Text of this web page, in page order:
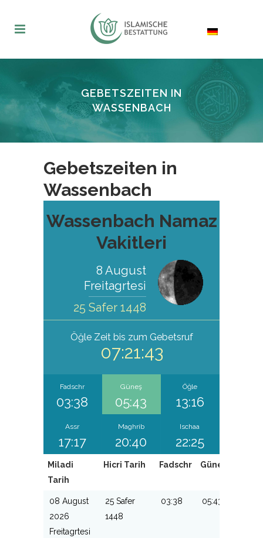
GEBETSZEITEN IN
WASSENBACH
Gebetszeiten in
Wassenbach
Wassenbach Namaz
Vakitleri
8 August
Freitagrtesi
25 Safer 1448
ÖğleZeit bis zum Gebetsruf
07:21:42
Fadschr
03:38
Güneş
05:43
Öğle
13:16
Assr
17:17
Maghrib
20:40
Ischaa
22:25
Miladi
Tarih
Hicri Tarih Fadschr Güneş
08 August
2026
Freitagrtesi
25 Safer
1448
03:38 05:43